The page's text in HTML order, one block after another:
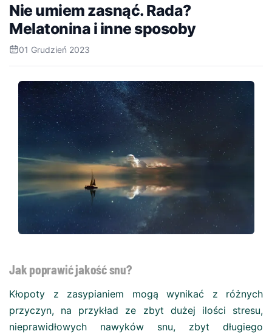
Nie umiem zasnąć. Rada?
Melatonina i inne sposoby
01 Grudzień 2023
Jak poprawić jakość snu?
Kłopoty z zasypianiem mogą wynikać z różnych
przyczyn, na przykład ze zbyt dużej ilości stresu,
nieprawidłowych nawyków snu, zbyt długiego